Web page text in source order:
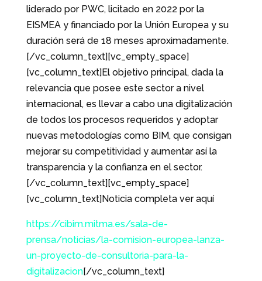
liderado por PWC, licitado en 2022 por la
EISMEA y financiado por la Unión Europea y su
duración será de 18 meses aproximadamente.
[/vc_column_text][vc_empty_space]
[vc_column_text]El objetivo principal, dada la
relevancia que posee este sector a nivel
internacional, es llevar a cabo una digitalización
de todos los procesos requeridos y adoptar
nuevas metodologías como BIM, que consigan
mejorar su competitividad y aumentar así la
transparencia y la confianza en el sector.
[/vc_column_text][vc_empty_space]
[vc_column_text]Noticia completa ver aquí
https://cibim.mitma.es/sala-de-
prensa/noticias/la-comision-europea-lanza-
un-proyecto-de-consultoria-para-la-
digitalizacion[/vc_column_text]